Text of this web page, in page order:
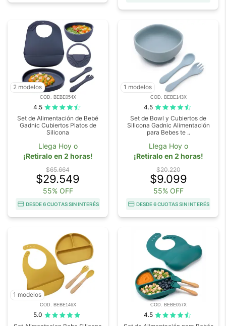
2 modelos
COD. BEBE054X
4.5
Set de Alimentación de Bebé
Gadnic Cubiertos Platos de
Silicona
Llega Hoy o
¡Retiralo en 2 horas!
$65.664
$29.549
55% OFF
DESDE 6 CUOTAS SIN INTERÉS
1 modelos
COD. BEBE143X
4.5
Set de Bowl y Cubiertos de
Silicona Gadnic Alimentación
para Bebes te ..
Llega Hoy o
¡Retiralo en 2 horas!
$20.220
$9.099
55% OFF
DESDE 6 CUOTAS SIN INTERÉS
1 modelos
COD. BEBE146X
5.0
COD. BEBE057X
4.5